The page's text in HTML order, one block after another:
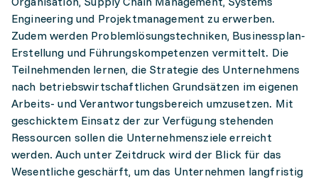
Engineering und Projektmanagement zu erwerben.
Zudem werden Problemlösungstechniken, Businessplan-
Erstellung und Führungskompetenzen vermittelt. Die
Teilnehmenden lernen, die Strategie des Unternehmens
nach betriebswirtschaftlichen Grundsätzen im eigenen
Arbeits- und Verantwortungsbereich umzusetzen. Mit
geschicktem Einsatz der zur Verfügung stehenden
Ressourcen sollen die Unternehmensziele erreicht
werden. Auch unter Zeitdruck wird der Blick für das
Wesentliche geschärft, um das Unternehmen langfristig